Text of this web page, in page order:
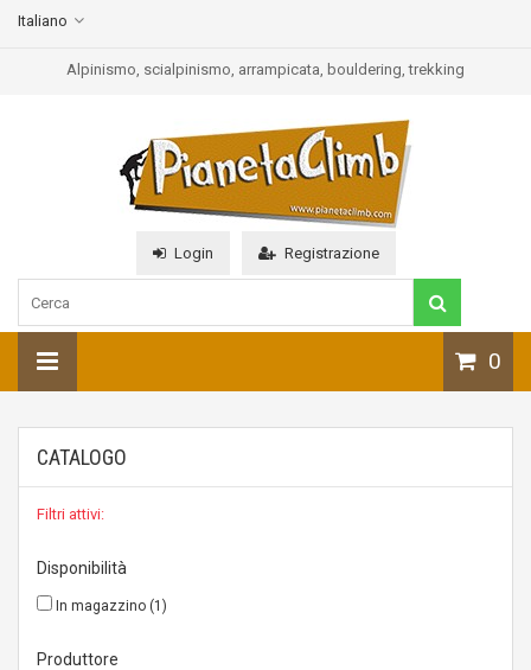
Alpinismo, scialpinismo, arrampicata, bouldering, trekking
Italiano
Login Registrazione
0
CATALOGO
Filtri attivi:
Disponibilità
In magazzino (1)
Produttore